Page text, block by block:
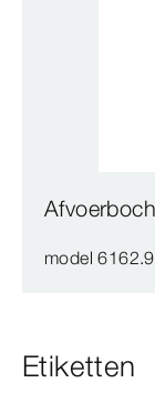
model
Etiketten